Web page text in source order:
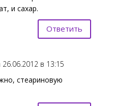
и сахар.
Ответить
26.06.2012 в 13:15
стеариновую